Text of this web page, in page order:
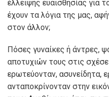
έλλειψης ευαισθησίας για
έχουν τα λόγια της μας,
στον άλλον;
Πόσες γυναίκες ή άντρες,
αποτυχιών τους στις
ερωτεύονταν, ασυνείδητα,
ανταποκρίνονταν στην